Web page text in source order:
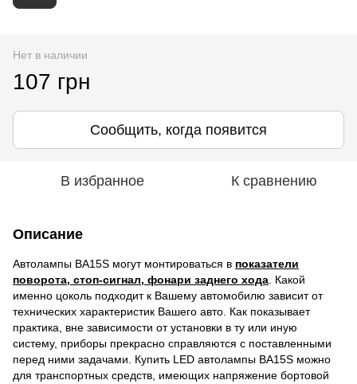
Нет в наличии
107 грн
Сообщить, когда появится
В избранное К сравнению
Описание
Автолампы BA15S могут монтироваться в показатели
поворота, стоп-сигнал, фонари заднего хода . Какой
именно цоколь подходит к Вашему автомобилю зависит от
технических характеристик Вашего авто. Как показывает
практика, вне зависимости от установки в ту или иную
систему, приборы прекрасно справляются с поставленными
перед ними задачами. Купить LED автолампы BA15S можно
для транспортных средств, имеющих напряжение бортовой